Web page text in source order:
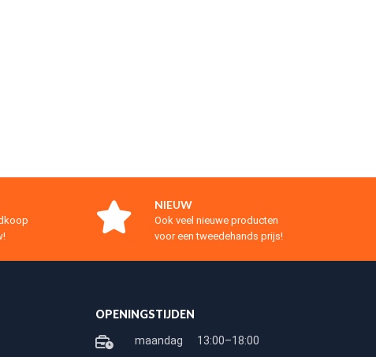
NIEUW
Ook veel nieuwe producten
voor een tweedehands prijs!
OPENINGSTIJDEN
maandag 13:00–18:00